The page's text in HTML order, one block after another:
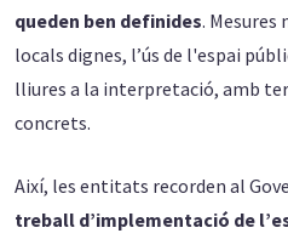
queden ben definides. Mesures
locals dignes, l’ús de l'espai
lliures a la interpretació, amb
concrets.
Així, les entitats recorden al
treball d’implementació de